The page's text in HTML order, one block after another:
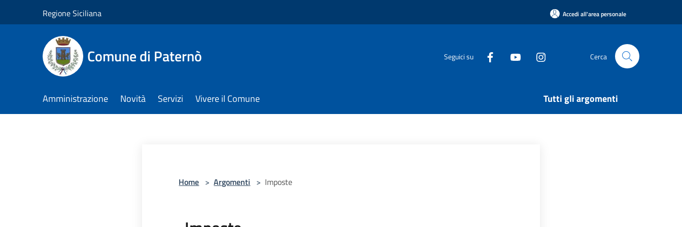
Regione Siciliana Accedi all'area personale
Comune di Paternò Seguici su Cerca
Amministrazione Novità Servizi Vivere il Comune Tutti gli argomenti
Home > Argomenti > Imposte